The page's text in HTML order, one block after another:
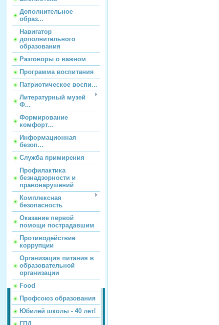
Дополнительное
образ...
Навигатор
дополнительного
образования
Разговоры о важном
Программа воспитания
Патриотическое воспи...
Литературный музей
Ф...
Формирование
комфорт...
Информационная
безоп...
Служба примирения
Профилактика
безнадзорности и
правонарушений
Комплексная
безопасность
Оказание первой
помощи пострадавшим
Противодействие
коррупции
Организация питания в
образовательной
организации
Food
Профсоюз образования
Юбилей школы - 40 лет!